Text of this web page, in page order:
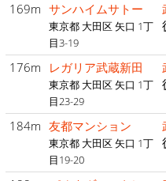
169m サンハイムサトー
東京都 大田区 矢口 1丁
目3-19
176m レガリア武蔵新田
東京都 大田区 矢口 1丁
目23-29
184m 友都マンション
東京都 大田区 矢口 1丁
目19-20